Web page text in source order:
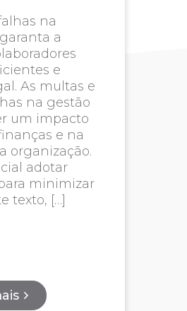
na
a
e
As multas e
na gestão
um impacto
e na
organização.
adotar
minimizar
texto, […]